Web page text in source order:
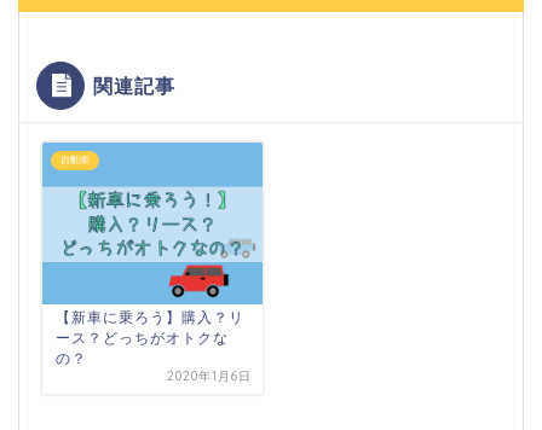
関連記事
自動車
【新車に乗ろう】購入？リ
ース？どっちがオトクな
の？
2020年1月6日